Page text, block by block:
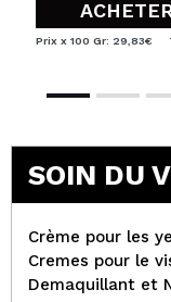
Prix x 100 Gr: 29,83€
SOIN DU
Crème pour les
Cremes pour le
Demaquillant et